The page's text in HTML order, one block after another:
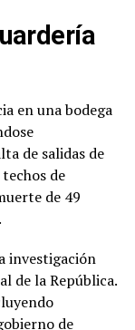
en una bodega
de salidas de
de
de 49
investigación
de la República.
de